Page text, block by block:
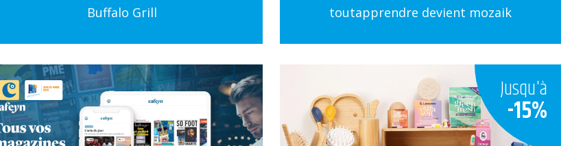
Buffalo Grill toutapprendre devient mozaik
Jusqu'à
-15%